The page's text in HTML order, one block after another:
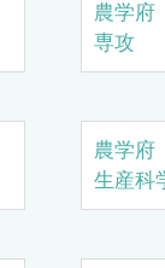
農学
専攻
農学
生産科